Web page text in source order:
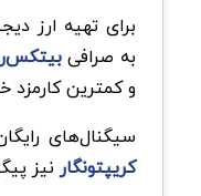
به صرافی
و کمترین کارمزد
سیگنال‌های
کریپتونگار نیز